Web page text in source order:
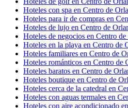
Hoteles con spa en Centro de
Hoteles para ir de compras en
Hoteles de lujo en Centro de
Hoteles de negocios en Centro
Hoteles en la playa en Centro de
Hoteles familiares en Centro de
Hoteles románticos en Centro de
Hoteles baratos en Centro de
Hoteles boutique en Centro de
Hoteles cerca de la catedral en
Hoteles con aguas termales en
Hoteles con aire acondicionado